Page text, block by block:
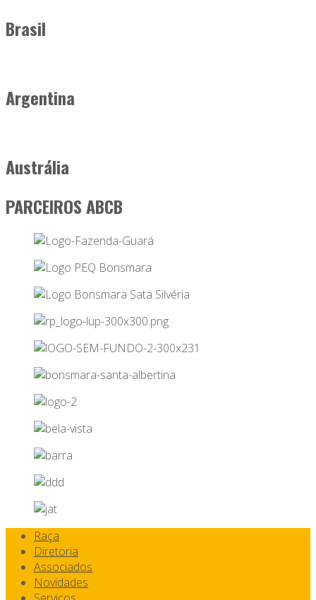
Brasil
Argentina
Austrália
PARCEIROS ABCB
Raça
Diretoria
Associados
Novidades